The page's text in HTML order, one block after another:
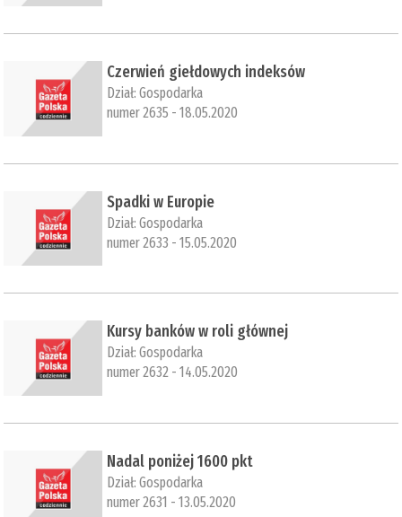
​Czerwień giełdowych indeksów
Dział:Gospodarka
numer 2635 - 18.05.2020
​Spadki w Europie
Dział:Gospodarka
numer 2633 - 15.05.2020
​Kursy banków w roli głównej
Dział:Gospodarka
numer 2632 - 14.05.2020
​Nadal poniżej 1600 pkt
Dział:Gospodarka
numer 2631 - 13.05.2020